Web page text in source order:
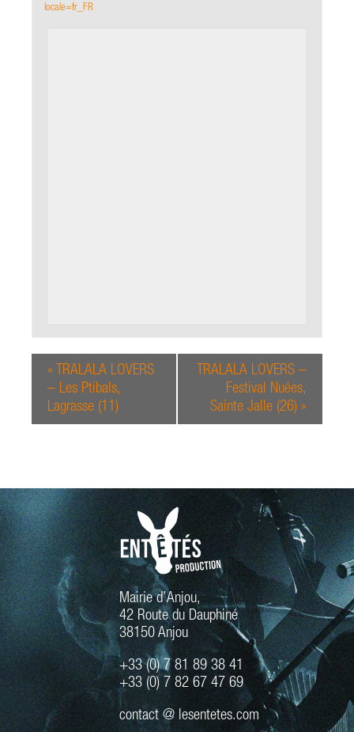
locale=fr_FR
« TRALALA LOVERS
– Les Ptibals,
Lagrasse (11)
TRALALA LOVERS –
Festival Nuées,
Sainte Jalle (26) »
Mairie d’Anjou,
42 Route du Dauphiné
38150 Anjou
+33 (0) 7 81 89 38 41
+33 (0) 7 82 67 47 69
contact @ lesentetes.com